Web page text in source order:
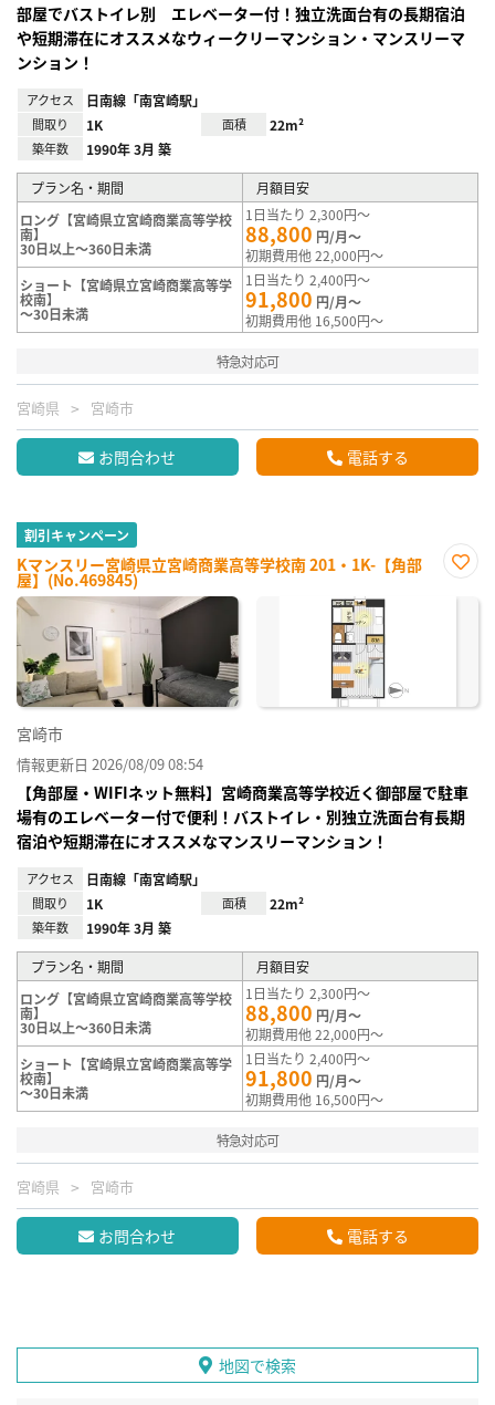
部屋でバストイレ別 エレベーター付！独立洗面台有の長期宿泊
や短期滞在にオススメなウィークリーマンション・マンスリーマ
ンション！
アクセス 日南線「南宮崎駅」
間取り 1K 面積 22m²
築年数 1990年 3月 築
プラン名・期間
月額目安
ロング【宮崎県立宮崎商業高等学校
南】
30日以上～360日未満
1日当たり 2,300円～
88,800 円/月～
初期費用他 22,000円～
ショート【宮崎県立宮崎商業高等学
校南】
～30日未満
1日当たり 2,400円～
91,800 円/月～
初期費用他 16,500円～
特急対応可
宮崎県 宮崎市
お問合わせ 電話する
割引キャンペーン
Kマンスリー宮崎県立宮崎商業高等学校南 201・1K-【角部
屋】(No.469845)
に入
宮崎市
情報更新日 2026/08/09 08:54
【角部屋・WIFIネット無料】宮崎商業高等学校近く御部屋で駐車
場有のエレベーター付で便利！バストイレ・別独立洗面台有長期
宿泊や短期滞在にオススメなマンスリーマンション！
アクセス 日南線「南宮崎駅」
間取り 1K 面積 22m²
築年数 1990年 3月 築
プラン名・期間
月額目安
ロング【宮崎県立宮崎商業高等学校
南】
30日以上～360日未満
1日当たり 2,300円～
88,800 円/月～
初期費用他 22,000円～
ショート【宮崎県立宮崎商業高等学
校南】
～30日未満
1日当たり 2,400円～
91,800 円/月～
初期費用他 16,500円～
特急対応可
宮崎県 宮崎市
お問合わせ 電話する
地図で検索